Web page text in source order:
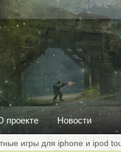
проекте Новости
игры для iphone и ipod